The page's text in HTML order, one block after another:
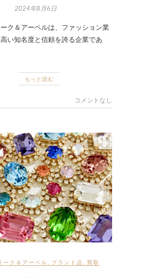
2024年8月6日
ク＆アーペルは、ファッション業
い知名度と信頼を誇る企業であ
もっと読む
コメントなし
ーク＆アーペル ブランド品 買取